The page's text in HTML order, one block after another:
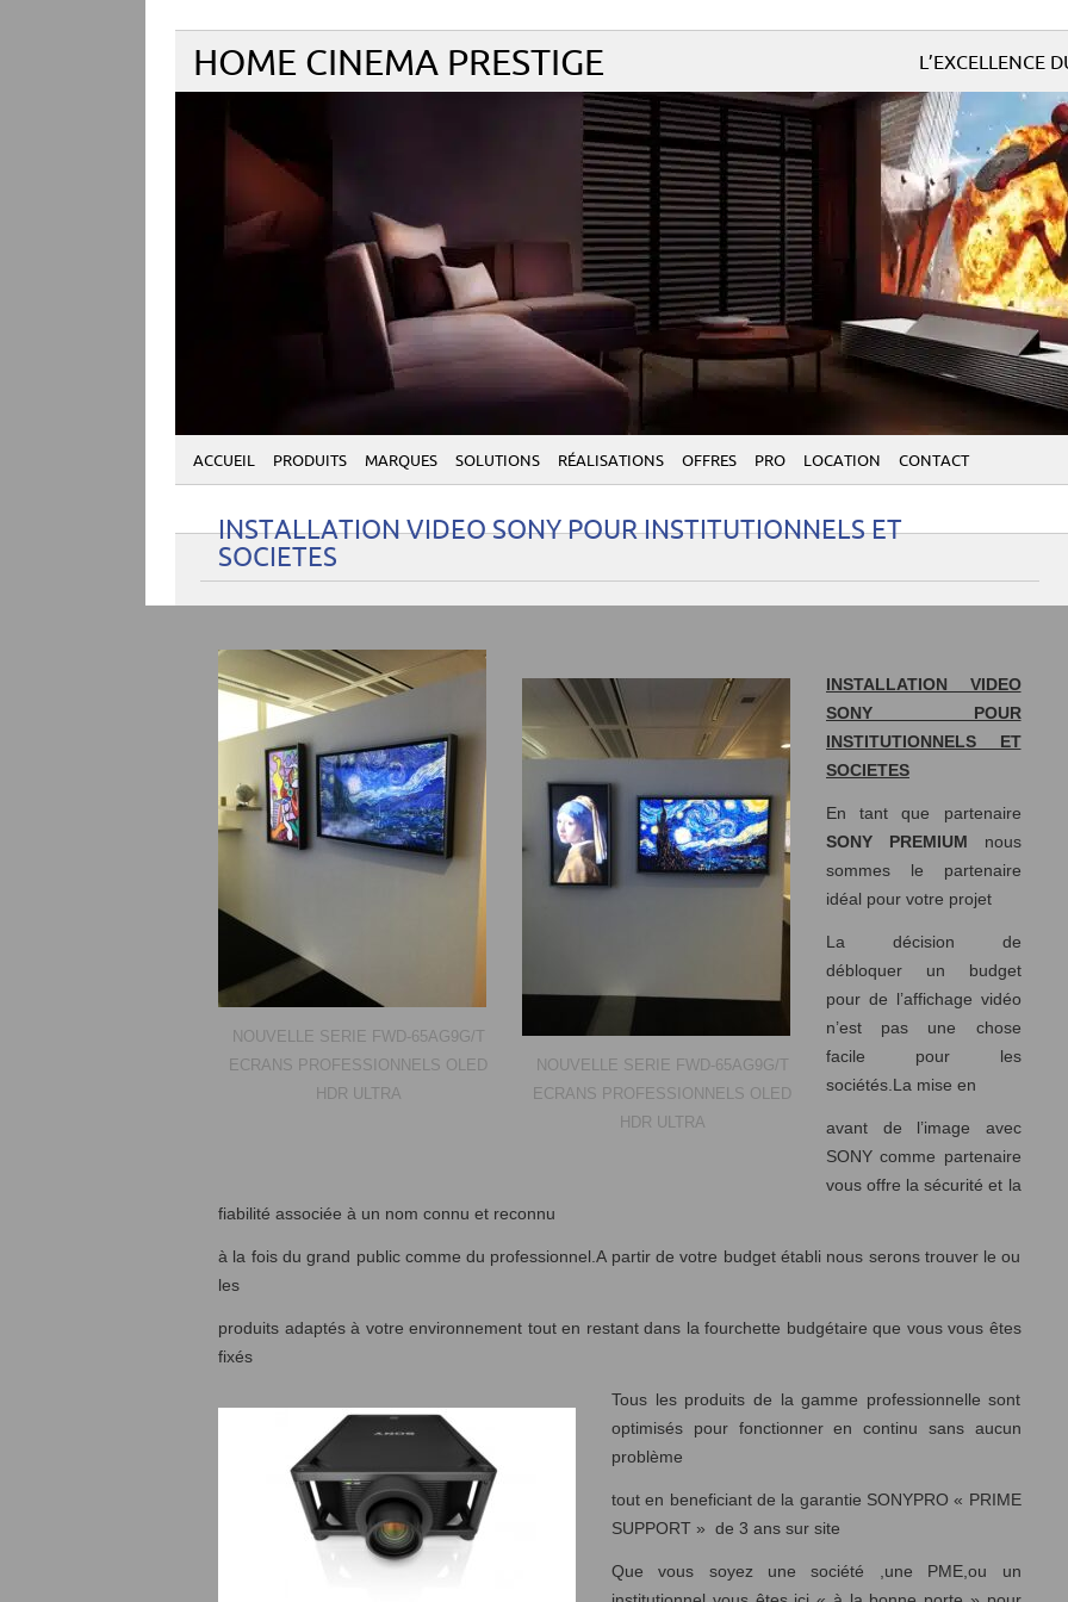
HOME CINEMA PRESTIGE L’EXCELLENCE
ACCUEIL PRODUITS MARQUES SOLUTIONS RÉALISATIONS OFFRES PRO LOCATION CONTACT
INSTALLATION VIDEO SONY POUR INSTITUTIONNELS ET
SOCIETES
NOUVELLE SERIE FWD-65AG9G/T
ECRANS PROFESSIONNELS OLED
HDR ULTRA
NOUVELLE SERIE FWD-65AG9G/T
ECRANS PROFESSIONNELS OLED
HDR ULTRA
INSTALLATION VIDEO
SONY POUR
INSTITUTIONNELS ET
SOCIETES
En tant que partenaire
SONY PREMIUM nous
sommes le partenaire
idéal pour votre projet
La décision de
débloquer un budget
pour de l’affichage vidéo
n’est pas une chose
facile pour les
sociétés.La mise en
avant de l’image avec
SONY comme partenaire
vous offre la sécurité et la
fiabilité associée à un nom connu et reconnu
à la fois du grand public comme du professionnel.A partir de votre budget établi nous serons trouver le ou
les
produits adaptés à votre environnement tout en restant dans la fourchette budgétaire que vous vous êtes
fixés
Tous les produits de la gamme professionnelle sont
optimisés pour fonctionner en continu sans aucun
problème
tout en beneficiant de la garantie SONYPRO « PRIME
SUPPORT » de 3 ans sur site
Que vous soyez une société ,une PME,ou un